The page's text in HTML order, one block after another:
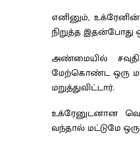
எனினும்,
நிறுத்த
அண்மையில்
மேற்கொண்ட ஒரு
மறுத்துவிட்டார்.
உக்ரேனுடனான
வந்தால் மட்டுமே